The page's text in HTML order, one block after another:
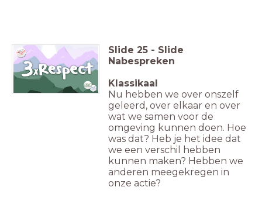
Slide 25 - Slide
Nabespreken
Klassikaal
Nu hebben we over onszelf
geleerd, over elkaar en over
wat we samen voor de
omgeving kunnen doen. Hoe
was dat? Heb je het idee dat
we een verschil hebben
kunnen maken? Hebben we
anderen meegekregen in
onze actie?